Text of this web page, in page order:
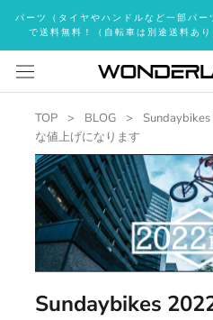
ッ
し
パーツ（タイヤやハンドルなど一部パ
で送料無料！（自転車は別途送料あ
TOP BLOG
な値上げになります
Sundaybikes